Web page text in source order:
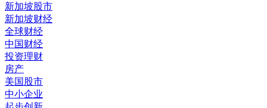
新加坡股市
新加坡财经
全球财经
中国财经
投资理财
房产
美国股市
中小企业